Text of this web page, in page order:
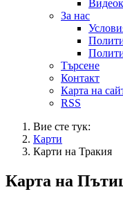
За нас
Търсене
Контакт
Карта на
RSS
Вие сте тук:
Карти
Карти на Тракия
Карта на